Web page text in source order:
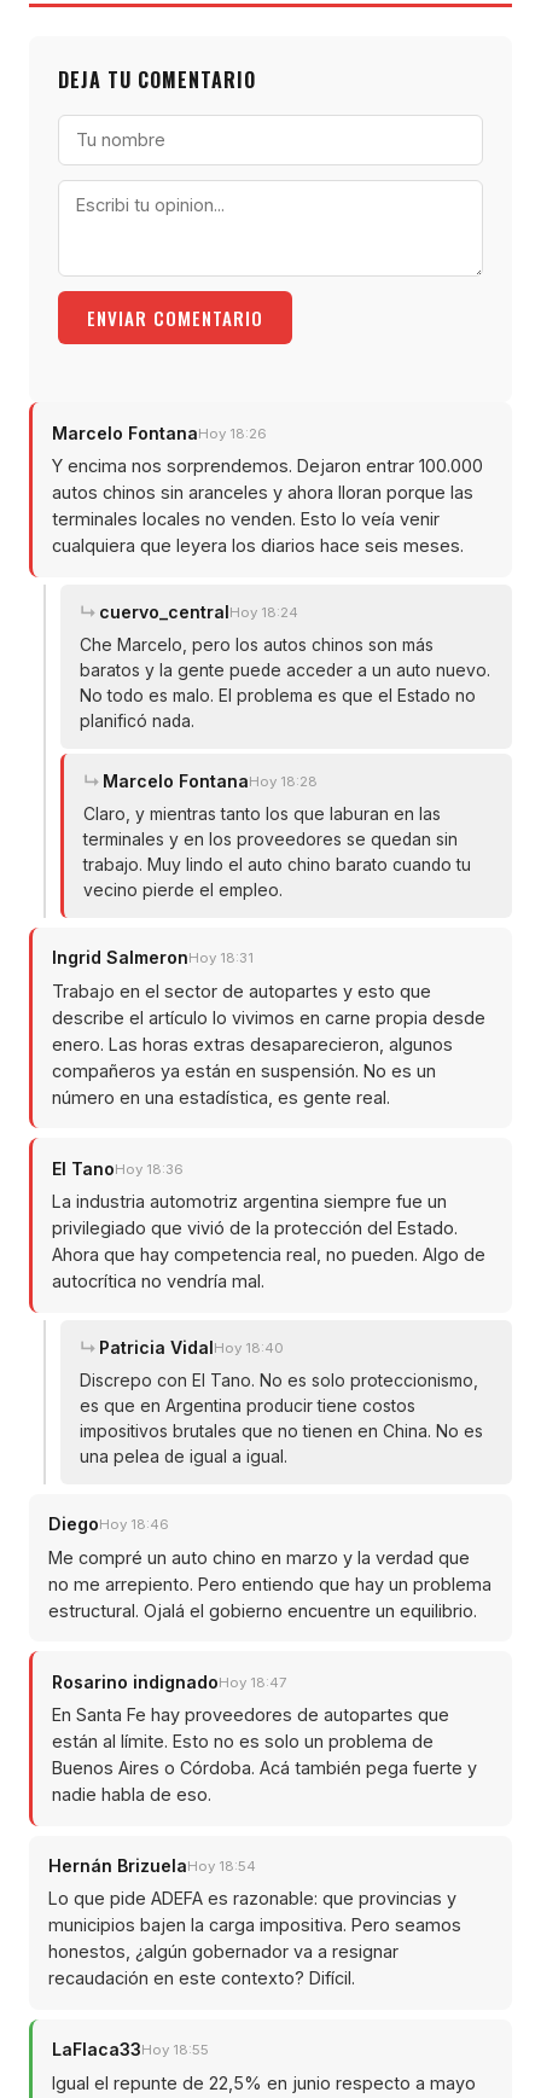
DEJA TU COMENTARIO
ENVIAR COMENTARIO
Marcelo FontanaHoy 18:26
Y encima nos sorprendemos. Dejaron entrar 100.000
autos chinos sin aranceles y ahora lloran porque las
terminales locales no venden. Esto lo veía venir
cualquiera que leyera los diarios hace seis meses.
cuervo_centralHoy 18:24
Che Marcelo, pero los autos chinos son más
baratos y la gente puede acceder a un auto nuevo.
No todo es malo. El problema es que el Estado no
planificó nada.
Marcelo FontanaHoy 18:28
Claro, y mientras tanto los que laburan en las
terminales y en los proveedores se quedan sin
trabajo. Muy lindo el auto chino barato cuando tu
vecino pierde el empleo.
Ingrid SalmeronHoy 18:31
Trabajo en el sector de autopartes y esto que
describe el artículo lo vivimos en carne propia desde
enero. Las horas extras desaparecieron, algunos
compañeros ya están en suspensión. No es un
número en una estadística, es gente real.
El TanoHoy 18:36
La industria automotriz argentina siempre fue un
privilegiado que vivió de la protección del Estado.
Ahora que hay competencia real, no pueden. Algo de
autocrítica no vendría mal.
Patricia VidalHoy 18:40
Discrepo con El Tano. No es solo proteccionismo,
es que en Argentina producir tiene costos
impositivos brutales que no tienen en China. No es
una pelea de igual a igual.
DiegoHoy 18:46
Me compré un auto chino en marzo y la verdad que
no me arrepiento. Pero entiendo que hay un problema
estructural. Ojalá el gobierno encuentre un equilibrio.
Rosarino indignadoHoy 18:47
En Santa Fe hay proveedores de autopartes que
están al límite. Esto no es solo un problema de
Buenos Aires o Córdoba. Acá también pega fuerte y
nadie habla de eso.
Hernán BrizuelaHoy 18:54
Lo que pide ADEFA es razonable: que provincias y
municipios bajen la carga impositiva. Pero seamos
honestos, ¿algún gobernador va a resignar
recaudación en este contexto? Difícil.
LaFlaca33Hoy 18:55
Igual el repunte de 22,5% en junio respecto a mayo